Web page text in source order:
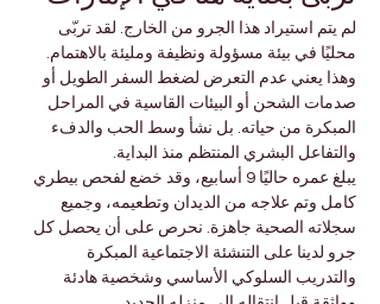
لم يتم استيراد هذا الجرو من الخارج. لقد تربّى
محليًا في بيئة مسؤولة ونظيفة ومليئة بالاهتمام.
وهذا يعني عدم التعرض لضغط السفر الطويل أو
صدمات الشحن أو البيئات القاسية في المراحل
المبكرة من حياته. بل نشأ وسط الحب والدفء
والتفاعل البشري المنتظم منذ البداية.
يبلغ عمره حاليًا 9 أسابيع، وقد خضع لفحص بيطري
كامل وتم علاجه من الديدان وتطعيمه، وجميع
سجلاته الصحية جاهزة. نحرص على أن يحصل كل
جرو لدينا على التنشئة الاجتماعية المبكرة
والتدريب السلوكي الأساسي وشخصية هادئة